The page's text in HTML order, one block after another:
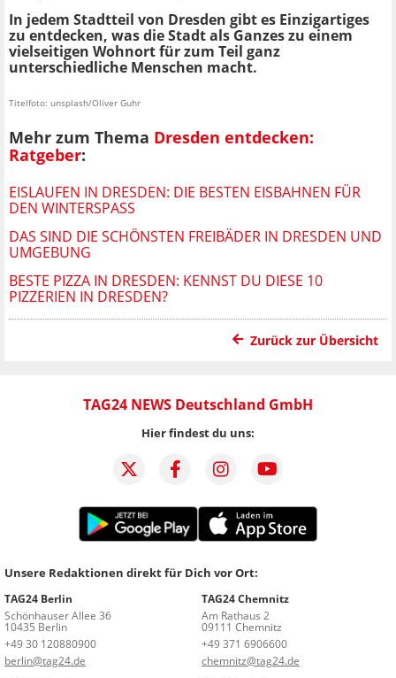
In jedem Stadtteil von Dresden gibt es Einzigartiges
zu entdecken, was die Stadt als Ganzes zu einem
vielseitigen Wohnort für zum Teil ganz
unterschiedliche Menschen macht.
Titelfoto: unsplash/Oliver Guhr
Mehr zum Thema Dresden entdecken:
Ratgeber:
EISLAUFEN IN DRESDEN: DIE BESTEN EISBAHNEN FÜR
DEN WINTERSPASS
DAS SIND DIE SCHÖNSTEN FREIBÄDER IN DRESDEN UND
UMGEBUNG
BESTE PIZZA IN DRESDEN: KENNST DU DIESE 10
PIZZERIEN IN DRESDEN?
Zurück zur Übersicht
TAG24 NEWS Deutschland GmbH
Hier findest du uns:
Unsere Redaktionen direkt für Dich vor Ort:
TAG24 Berlin
Schönhauser Allee 36
10435 Berlin
+49 30 120880900
berlin@tag24.de
TAG24 Chemnitz
Am Rathaus 2
09111 Chemnitz
+49 371 6906600
chemnitz@tag24.de